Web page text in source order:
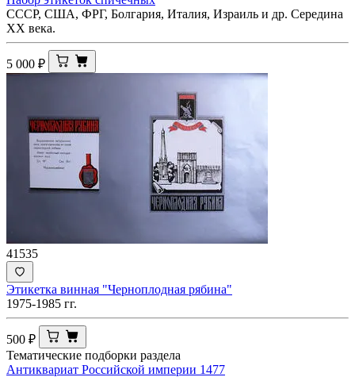
СССР, США, ФРГ, Болгария, Италия, Израиль и др. Середина
XX века.
5 000 ₽
41535
Этикетка винная "Черноплодная рябина"
1975-1985 гг.
500 ₽
Тематические подборки раздела
Антиквариат Российской империи 1477